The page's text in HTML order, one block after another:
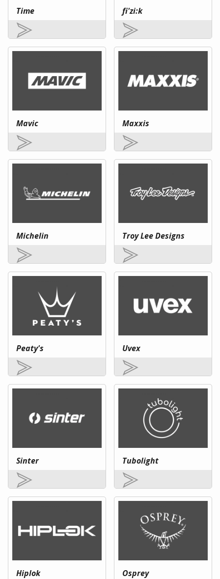
Time fi'zi:k
Mavic Maxxis
Michelin Troy Lee Designs
Peaty's Uvex
Sinter Tubolight
Hiplok Osprey